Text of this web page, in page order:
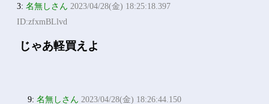
3:名無しさん 2023/04/28(金) 18:25:18.397
ID:zfxmBLlvd
じゃあ軽買えよ
9:名無しさん 2023/04/28(金) 18:26:44.150